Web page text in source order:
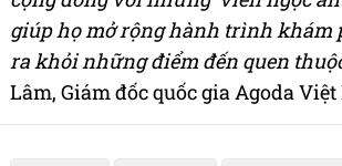
giúp họ mở rộng hành trình khám
ra khỏi những điểm đến quen
Lâm, Giám đốc quốc gia Agoda Việt